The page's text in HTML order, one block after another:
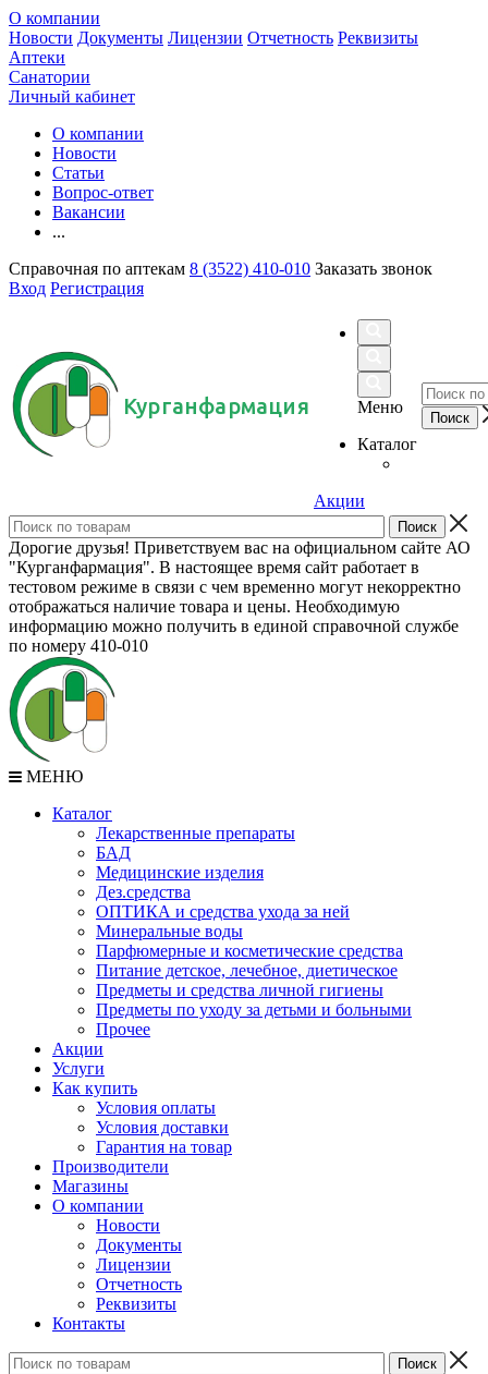
О компании
Новости Документы Лицензии Отчетность Реквизиты
Аптеки
Санатории
Личный кабинет
О компании
Новости
Статьи
Вопрос-ответ
Вакансии
...
Справочная по аптекам 8 (3522) 410-010 Заказать звонок
Вход Регистрация
Курганфармация
Меню
Каталог
Акции
Дорогие друзья! Приветствуем вас на официальном сайте АО
"Курганфармация". В настоящее время сайт работает в
тестовом режиме в связи с чем временно могут некорректно
отображаться наличие товара и цены. Необходимую
информацию можно получить в единой справочной службе
по номеру 410-010
МЕНЮ
Каталог
Лекарственные препараты
БАД
Медицинские изделия
Дез.средства
ОПТИКА и средства ухода за ней
Минеральные воды
Парфюмерные и косметические средства
Питание детское, лечебное, диетическое
Предметы и средства личной гигиены
Предметы по уходу за детьми и больными
Прочее
Акции
Услуги
Как купить
Условия оплаты
Условия доставки
Гарантия на товар
Производители
Магазины
О компании
Новости
Документы
Лицензии
Отчетность
Реквизиты
Контакты